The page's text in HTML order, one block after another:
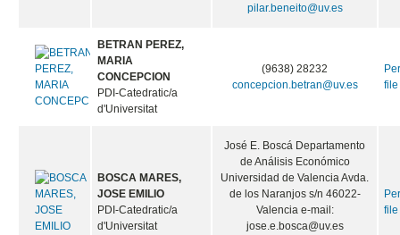
pilar.beneito@uv.es
BETRAN PEREZ,
MARIA
CONCEPCION
PDI-Catedratic/a
d'Universitat
(9638) 28232
concepcion.betran@uv.es
file
BOSCA MARES,
JOSE EMILIO
PDI-Catedratic/a
d'Universitat
José E. Boscá Departamento
de Análisis Económico
Universidad de Valencia Avda.
de los Naranjos s/n 46022-
Valencia e-mail:
jose.e.bosca@uv.es
file